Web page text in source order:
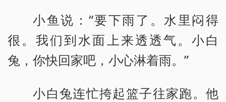
小鱼说：“要下雨了。水里闷得
很。我们到水面上来透透气。小白
兔，你快回家吧，小心淋着雨。”
小白兔连忙挎起篮子往家跑。他